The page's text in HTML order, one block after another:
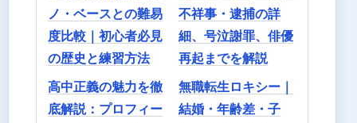
ノ・ベースとの難易
度比較｜初心者必見
の歴史と練習方法
不祥事・逮捕の詳
細、号泣謝罪、俳優
再起までを解説
高中正義の魅力を徹
底解説：プロフィー
無職転生ロキシー｜
結婚・年齢差・子